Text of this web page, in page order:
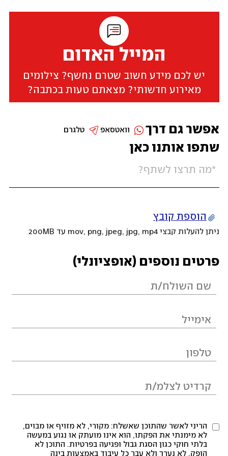
המייל האדום
יש לכם מידע חשוב שטרם נחשף? צילומים
מאירוע חדשותי? מצאתם טעות בכתבה?
שתפו אותנו כאן
הוספת קובץ
ניתן להעלות קבצי mov, png, jpeg, jpg, mp4 עד 200MB
פרטים נוספים (אופציונלי)
הריני לאשר שהתוכן שאשלח: מקורי, לא מזויף או מבוים,
לא מימנתי את הפקתו, הוא אינו מועתק או נגוע במעשה
בלתי חוקי כגון הסגת גבול ופגיעה בפרטיות. התוכן לא
הופק, לא נערך ולא עבר כל עיבוד באמצעות בינה
אפשר גם דרך טלגרם וואטסאפ